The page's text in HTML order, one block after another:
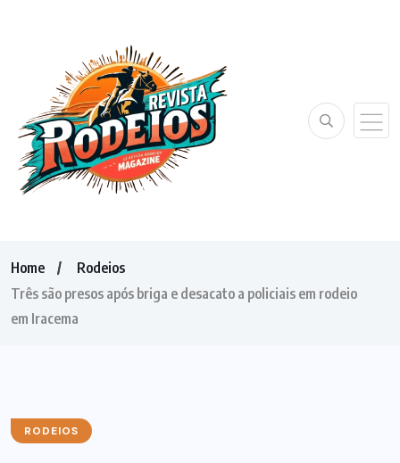
Home
Rodeios
Três são presos após briga e desacato a policiais em rodeio
em Iracema
RODEIOS